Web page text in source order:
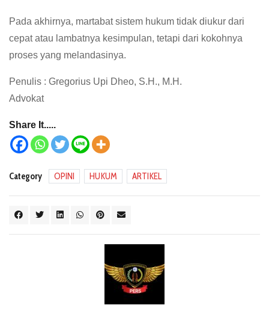
Pada akhirnya, martabat sistem hukum tidak diukur dari
cepat atau lambatnya kesimpulan, tetapi dari kokohnya
proses yang melandasinya.
Penulis : Gregorius Upi Dheo, S.H., M.H.
Advokat
Share It.....
Category OPINI HUKUM ARTIKEL